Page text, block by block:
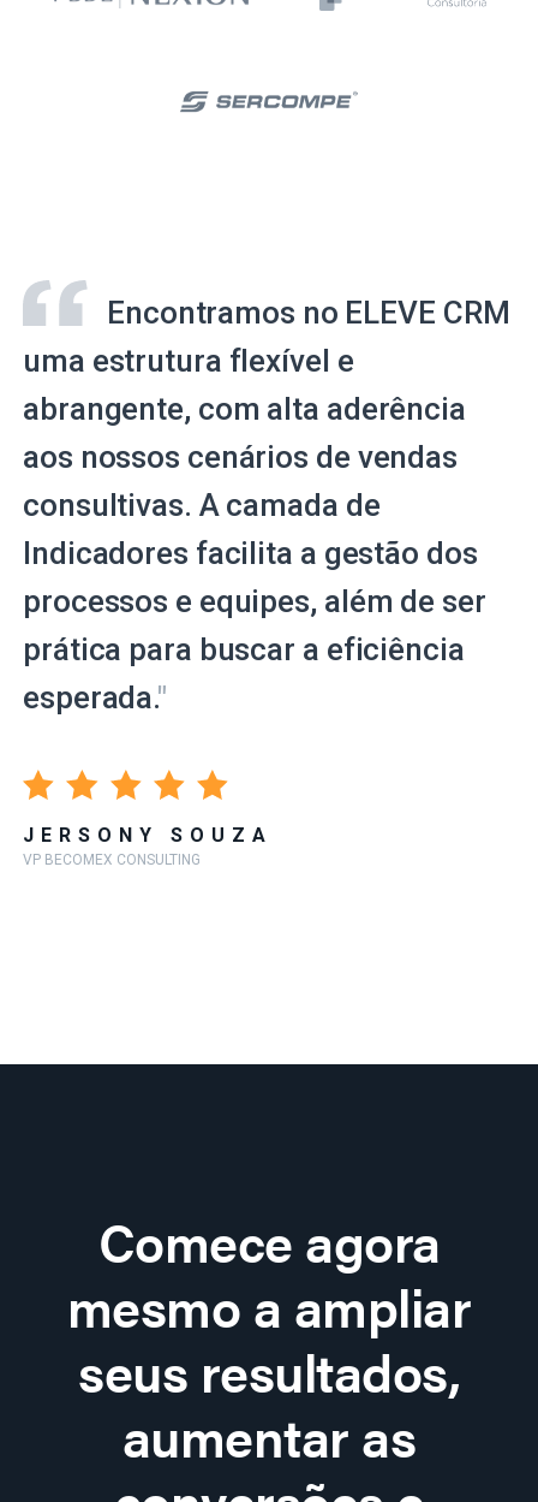
Encontramos no ELEVE CRM
uma estrutura flexível e
abrangente, com alta aderência
aos nossos cenários de vendas
consultivas. A camada de
Indicadores facilita a gestão dos
processos e equipes, além de ser
prática para buscar a eficiência
esperada."
JERSONY SOUZA
VP BECOMEX CONSULTING
Comece agora
mesmo a ampliar
seus resultados,
aumentar as